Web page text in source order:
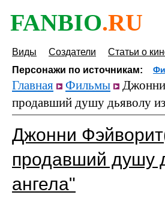
FANBIO.RU
Виды Создатели
Статьи о
Персонажи по источникам:
Главная Фильмы
продавший душу дьяволу
Джонни
продавший душу
ангела"